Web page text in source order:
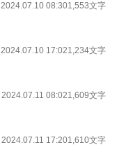
2024.07.10 08:301,553文字
2024.07.10 17:021,234文字
2024.07.11 08:021,609文字
2024.07.11 17:201,610文字